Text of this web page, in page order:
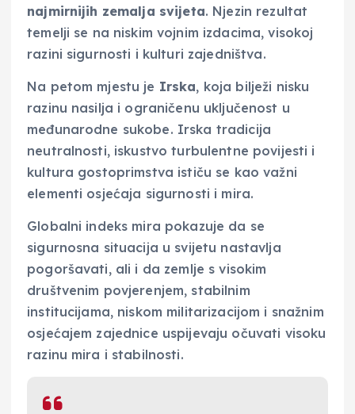
najmirnijih zemalja svijeta. Njezin rezultat
temelji se na niskim vojnim izdacima, visokoj
razini sigurnosti i kulturi zajedništva.
Na petom mjestu je Irska, koja bilježi nisku
razinu nasilja i ograničenu uključenost u
međunarodne sukobe. Irska tradicija
neutralnosti, iskustvo turbulentne povijesti i
kultura gostoprimstva ističu se kao važni
elementi osjećaja sigurnosti i mira.
Globalni indeks mira pokazuje da se
sigurnosna situacija u svijetu nastavlja
pogoršavati, ali i da zemlje s visokim
društvenim povjerenjem, stabilnim
institucijama, niskom militarizacijom i snažnim
osjećajem zajednice uspijevaju očuvati visoku
razinu mira i stabilnosti.